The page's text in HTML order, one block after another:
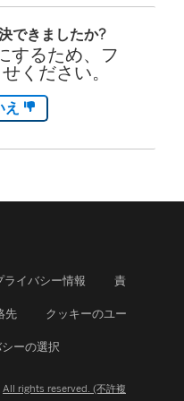
ィ
ン
できましたか?
するため、フ
ください。
え
ライバシー情報 責
先 クッキーのユー
ーの選択
All rights reserved. (不許複